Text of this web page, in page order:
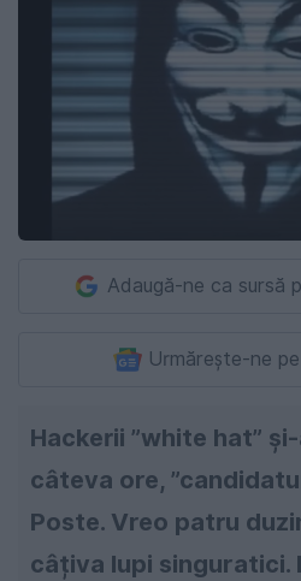
Adaugă-ne ca sursă
Urmărește-ne
Hackerii ”white hat”
câteva ore,
Poste. Vreo patru
câțiva lupi singuratici.